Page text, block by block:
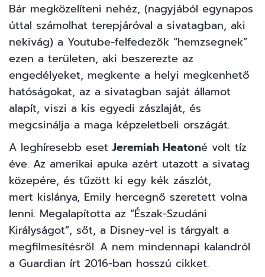
Bár megközelíteni nehéz, (nagyjából egynapos
úttal számolhat terepjáróval a sivatagban, aki
nekivág) a Youtube-felfedezők “hemzsegnek”
ezen a területen, aki beszerezte az
engedélyeket, megkente a helyi megkenhető
hatóságokat, az a sivatagban saját államot
alapít, viszi a kis egyedi zászlaját, és
megcsinálja a maga képzeletbeli országát.
A leghíresebb eset Jeremiah Heatoné volt tíz
éve. Az amerikai apuka azért utazott a sivatag
közepére, és tűzött ki egy kék zászlót,
mert kislánya, Emily hercegnő szeretett volna
lenni. Megalapította az “Észak-Szudáni
Királyságot”, sőt, a Disney-vel is tárgyalt a
megfilmesítésről. A nem mindennapi kalandról
a Guardian írt 2016-ban hosszú cikket.